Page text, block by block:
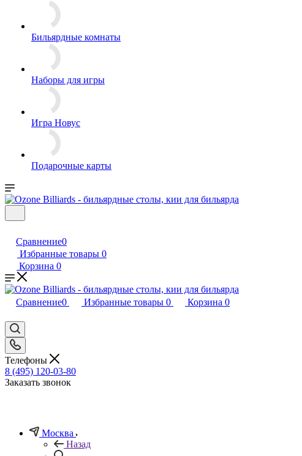
Бильярдные комнаты
Наборы для игры
Игра Новус
Подарочные карты
Сравнение0
Избранные товары 0
Корзина 0
Сравнение0 Избранные товары 0 Корзина 0
Телефоны
8 (495) 120-03-80
Заказать звонок
Москва
Назад